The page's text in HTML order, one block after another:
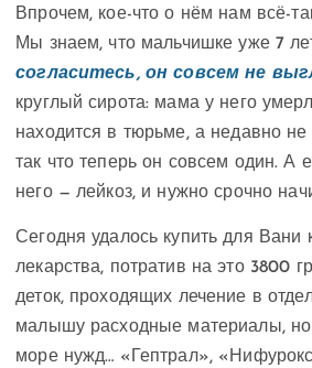
Впрочем, кое-что о нём нам всё-
Мы знаем, что мальчишке уже 7
согласитесь, он совсем не
круглый сирота: мама у него
находится в тюрьме, а недавно
так что теперь он совсем один. А
него — лейкоз, и нужно срочно
Сегодня удалось купить для Вани
лекарства, потратив на это 3800
деток, проходящих лечение в
малышу расходные материалы,
море нужд… «Гептрал»,